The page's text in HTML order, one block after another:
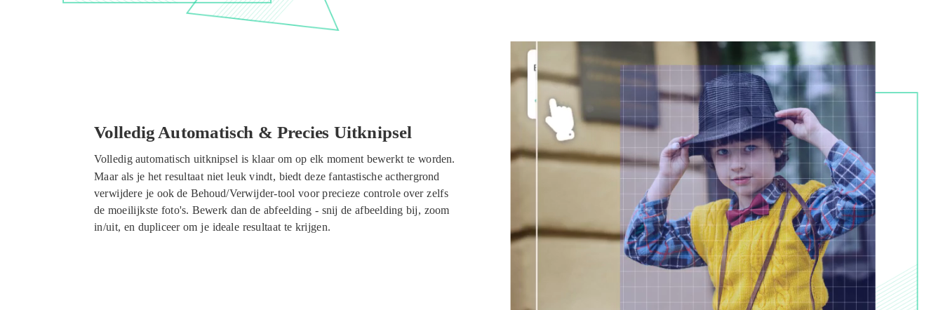
Volledig Automatisch & Precies Uitknipsel
Volledig automatisch uitknipsel is klaar om op elk moment bewerkt te worden.
Maar als je het resultaat niet leuk vindt, biedt deze fantastische acthergrond
verwijdere je ook de Behoud/Verwijder-tool voor precieze controle over zelfs
de moeilijkste foto's. Bewerk dan de abfeelding - snij de afbeelding bij, zoom
in/uit, en dupliceer om je ideale resultaat te krijgen.